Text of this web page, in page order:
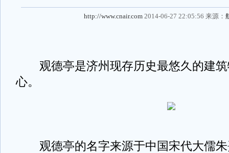
http://www.cnair.com 2014-06-27 22:05:56 来源：
观德亭是济州现存历史最悠久的建筑
心。
观德亭的名字来源于中国宋代大儒朱